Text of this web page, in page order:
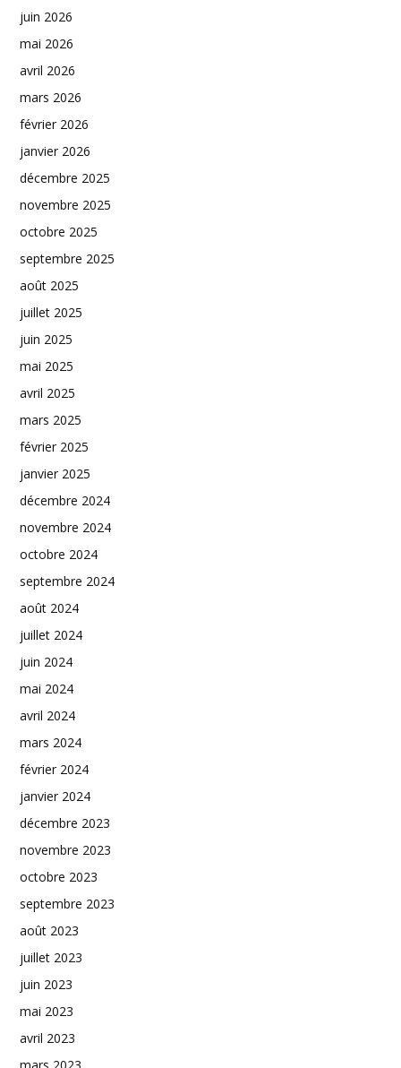
juin 2026
mai 2026
avril 2026
mars 2026
février 2026
janvier 2026
décembre 2025
novembre 2025
octobre 2025
septembre 2025
août 2025
juillet 2025
juin 2025
mai 2025
avril 2025
mars 2025
février 2025
janvier 2025
décembre 2024
novembre 2024
octobre 2024
septembre 2024
août 2024
juillet 2024
juin 2024
mai 2024
avril 2024
mars 2024
février 2024
janvier 2024
décembre 2023
novembre 2023
octobre 2023
septembre 2023
août 2023
juillet 2023
juin 2023
mai 2023
avril 2023